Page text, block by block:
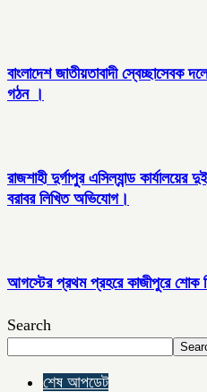
বাংলাদেশ জাতীয়তাবাদী স্বেচ্ছাসেবক
গঠন ।
রাজশাহী দুর্গাপুর এসিল্যান্ড কার্যালয়ের
বরাবর লিখিত অভিযোগ।
আগস্টের প্রথম প্রহরে কাজীপুরে শোক
Search
শেষ আপডেট